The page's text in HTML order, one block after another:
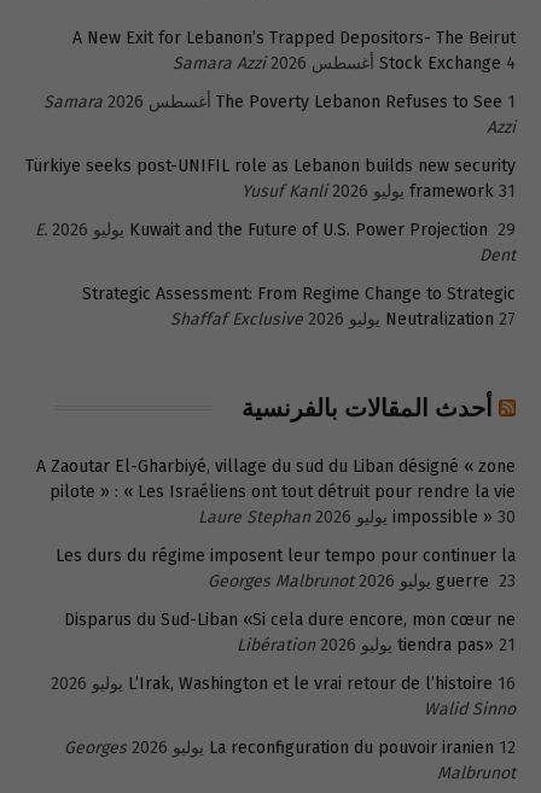
A New Exit for Lebanon’s Trapped Depositors- The Beirut
Stock Exchange 4 أغسطس 2026
Samara Azzi
The Poverty Lebanon Refuses to See 1 أغسطس 2026
Samara
Azzi
Türkiye seeks post-UNIFIL role as Lebanon builds new security
framework 31 يوليو 2026
Yusuf Kanli
Kuwait and the Future of U.S. Power Projection 29 يوليو 2026
E.
Dent
Strategic Assessment: From Regime Change to Strategic
Neutralization 27 يوليو 2026 Shaffaf Exclusive
أحدث المقالات بالفرنسية
A Zaoutar El-Gharbiyé, village du sud du Liban désigné « zone
pilote » : « Les Israéliens ont tout détruit pour rendre la vie
impossible » 30 يوليو 2026
Laure Stephan
Les durs du régime imposent leur tempo pour continuer la
guerre 23 يوليو 2026
Georges Malbrunot
Disparus du Sud-Liban «Si cela dure encore, mon cœur ne
tiendra pas» 21 يوليو 2026
Libération
L’Irak, Washington et le vrai retour de l’histoire 16 يوليو 2026
Walid Sinno
La reconfiguration du pouvoir iranien 12 يوليو 2026
Georges
Malbrunot